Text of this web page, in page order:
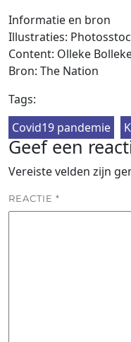
Informatie en bron
Illustraties:
Content: Olleke
Bron: The Nation
Tags:
Covid19 pandemie
Geef een
Vereiste velden zijn
REACTIE *